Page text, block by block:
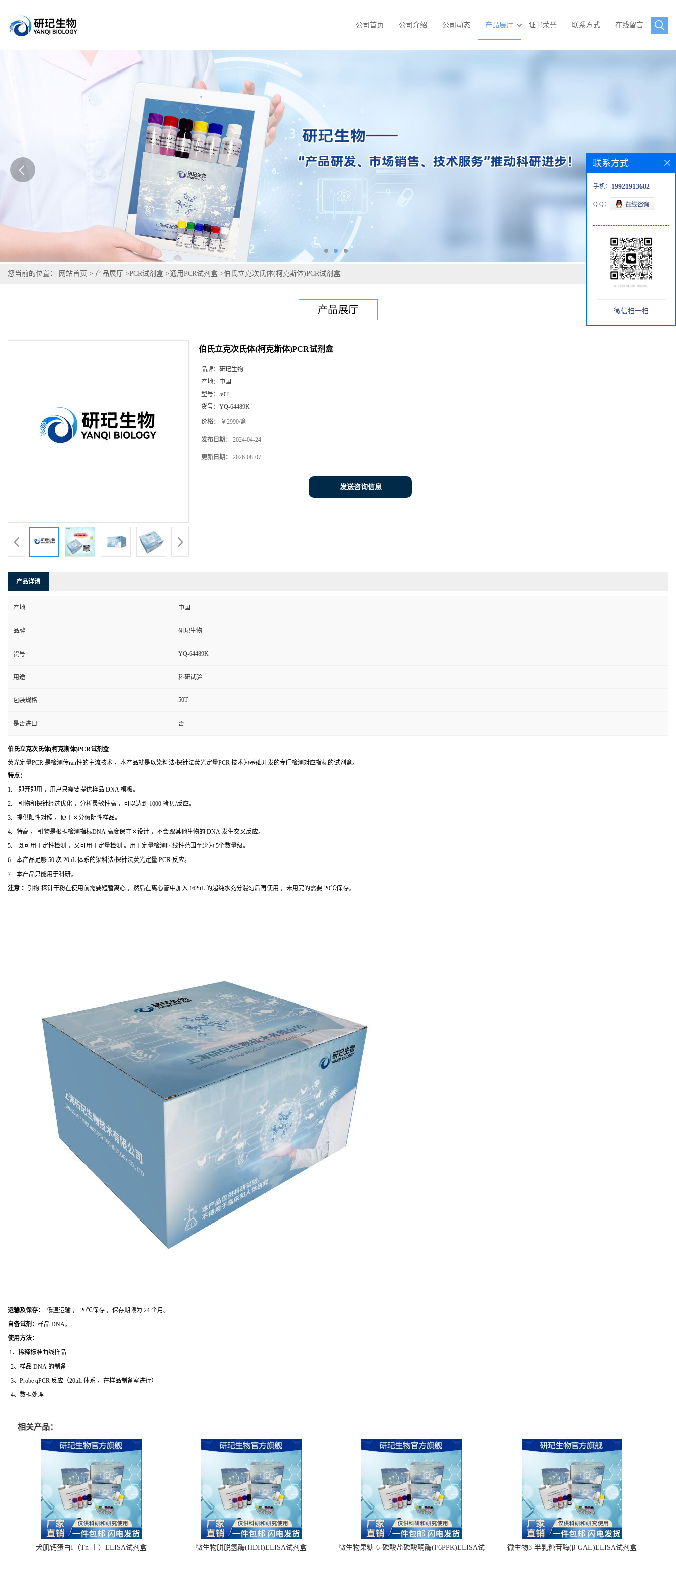
公司首页 公司介绍 公司动态 产品展厅 证书荣誉 联系方式 在线留言
您当前的位置： 网站首页 > 产品展厅 >PCR试剂盒 >通用PCR试剂盒 >伯氏立克次氏体(柯克斯体)PCR试剂盒
产品展厅
伯氏立克次氏体(柯克斯体)PCR试剂盒
品牌： 研玘生物
产地： 中国
型号： 50T
货号： YQ-64489K
价格： ￥2990/盒
发布日期： 2024-04-24
更新日期： 2026-08-07
发送咨询信息
产品详请
产地 中国
品牌 研玘生物
货号 YQ-64489K
用途 科研试验
包装规格 50T
是否进口 否
伯氏立克次氏体(柯克斯体)PCR试剂盒
荧光定量PCR 是检测传ran性的主流技术 ，本产品就是以染料法/探针法荧光定量PCR 技术为基础开发的专门检测对应指标的试剂盒。
特点：
1. 即开即用 ，用户只需要提供样品 DNA 模板。
2. 引物和探针经过优化 ，分析灵敏性高 ，可以达到 1000 拷贝/反应。
3. 提供阳性对照 ，便于区分假阴性样品。
4. 特高 ， 引物是根据检测指标DNA 高度保守区设计 ，不会跟其他生物的 DNA 发生交叉反应。
5. 既可用于定性检测 ，又可用于定量检测 。用于定量检测时线性范围至少为 5个数量级。
6. 本产品足够 50 次 20μL 体系的染料法/探针法荧光定量 PCR 反应。
7. 本产品只能用于科研。
注意 ： 引物-探针干粉在使用前需要短暂离心 ，然后在离心管中加入 162uL 的超纯水充分混匀后再使用 ，未用完的需要-20℃保存。
运输及保存：
低温运输 ，-20℃保存 ，保存期限为 24 个月。
自备试剂： 样品 DNA。
使用方法：
1、稀释标准曲线样品
2、样品 DNA 的制备
3、Probe qPCR 反应（20μL 体系 ，在样品制备室进行）
4、数据处理
相关产品：
犬肌钙蛋白I（Tn-Ⅰ）ELISA试剂盒 微生物肼脱氢酶(HDH)ELISA试剂盒
微生物果糖-6-磷酸盐磷酸酮酶(F6PPK)ELISA试
微生物β-半乳糖苷酶(β-GAL)ELISA试剂盒
联系方式
手机： 19921913682
Q Q：
微信扫一扫